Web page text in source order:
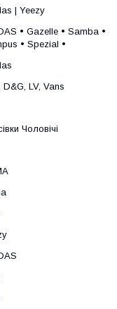
| Yeezy
• Gazelle • Samba •
• Spezial •
D&G, LV, Vans
Чоловічі